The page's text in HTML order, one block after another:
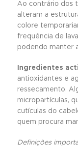
Ao contrário dos
alteram a
colore
frequência de
podendo manter
Ingredientes
antioxidantes e
ressecamento.
micropartículas,
cutículas do
quem procura
Definições